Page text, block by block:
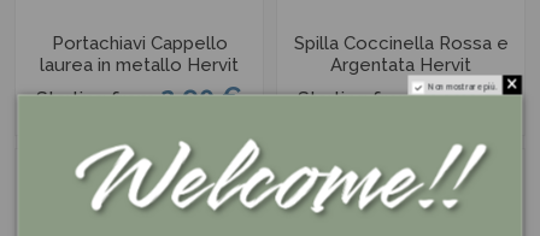
Portachiavi Cappello
laurea in metallo Hervit
Starting from2,90 €
Spilla Coccinella Rossa e
Argentata Hervit
Starting from2,90 €
Non mostrare più.